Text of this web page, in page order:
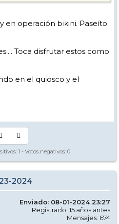
en operación bikini. Paseíto
Toca disfrutar estos como
en el quiosco y el
1 - Votos negativos: 0
2024
Enviado: 08-01-2024 23:27
Registrado: 15 años antes
Mensajes: 674